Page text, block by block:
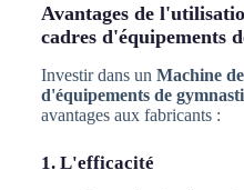
Avantages de
cadres d'équipements
Investir dans un Machine
d'équipements de
avantages aux fabricants :
1. L'efficacité